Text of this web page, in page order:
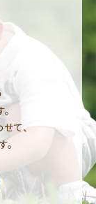
て、